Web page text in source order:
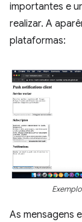
importantes e
realizar. A
plataformas:
As mensagens